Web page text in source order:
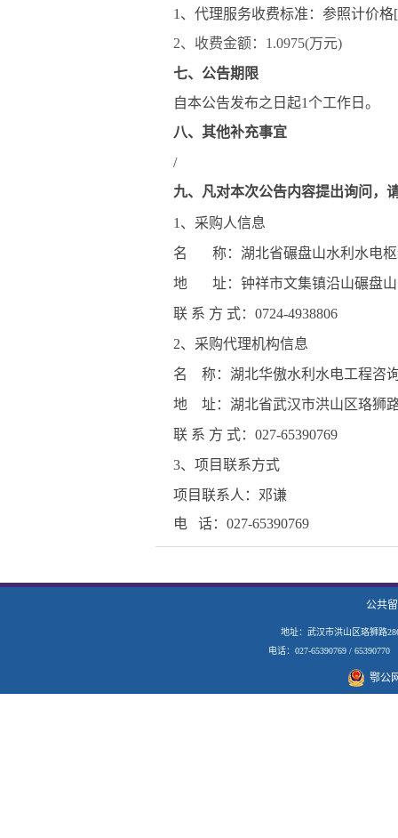
1 、代理服务收费标准：参照计价格
2、收费金额： 1.0975(万元)
七、公告期限
自本公告发布之日起1个工作日。
八、其他补充事宜
/
九、凡对本次公告内容提出询问，
1 、采购人信息
名
称：湖北省碾盘山水利水电
地
址：钟祥市文集镇沿山碾盘
联 系 方 式： 0724-4938806
2、采购代理机构信息
名
称：湖北华傲水利水电工程咨
地
址：湖北省武汉市洪山区珞狮
联 系 方 式： 027-65390769
3、项目联系方式
项目联系人：邓谦
电
话： 027-65390769
公共
地址：武汉市洪山区珞狮
电话：027-65390769 /
鄂公